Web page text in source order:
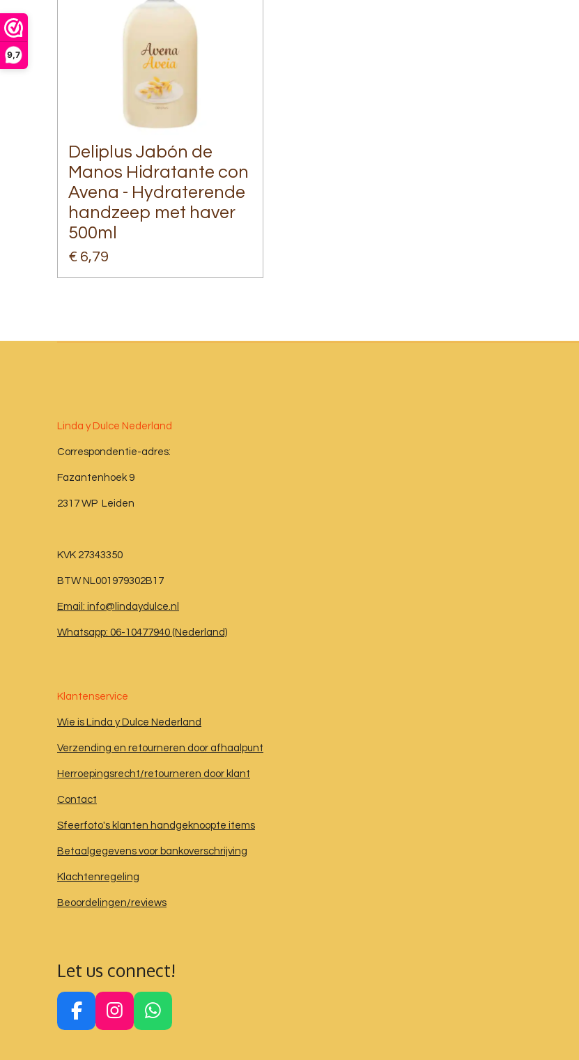
9,7
Deliplus Jabón de
Manos Hidratante con
Avena - Hydraterende
handzeep met haver
500ml
€ 6,79
Linda y Dulce Nederland
Correspondentie-adres:
Fazantenhoek 9
2317 WP Leiden
KVK 27343350
BTW NL001979302B17
Email: info@lindaydulce.nl
Whatsapp: 06-10477940 (Nederland)
Klantenservice
Wie is Linda y Dulce Nederland
Verzending en retourneren door afhaalpunt
Herroepingsrecht/retourneren door klant
Contact
Sfeerfoto's klanten handgeknoopte items
Betaalgegevens voor bankoverschrijving
Klachtenregeling
Beoordelingen/reviews
Let us connect!
F
I
W